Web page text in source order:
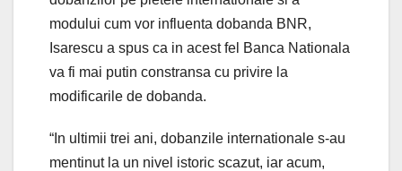
modului cum vor influenta dobanda BNR,
Isarescu a spus ca in acest fel Banca Nationala
va fi mai putin constransa cu privire la
modificarile de dobanda.
“In ultimii trei ani, dobanzile internationale s-au
mentinut la un nivel istoric scazut, iar acum,